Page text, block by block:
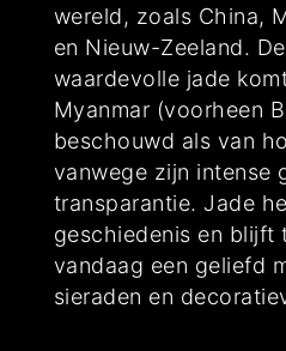
wereld, zoals China,
en Nieuw-Zeeland.
waardevolle jade
Myanmar (voorheen
beschouwd als van
vanwege zijn intense
transparantie. Jade
geschiedenis en blijft
vandaag een geliefd
sieraden en